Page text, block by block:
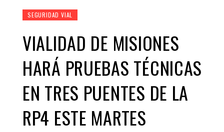
SEGURIDAD VIAL
VIALIDAD DE MISIONES
HARÁ PRUEBAS TÉCNICAS
EN TRES PUENTES DE LA
RP4 ESTE MARTES